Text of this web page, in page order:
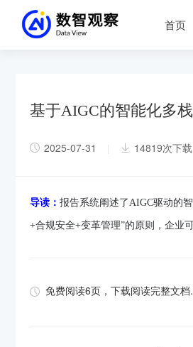
首页
基于AIGC的智能化多
2025-07-31 14819次下载
导读： 报告系统阐述了AIGC驱动的
+合规安全+变革管理”的原则，企业
免费阅读6页，下载阅读完整文档.